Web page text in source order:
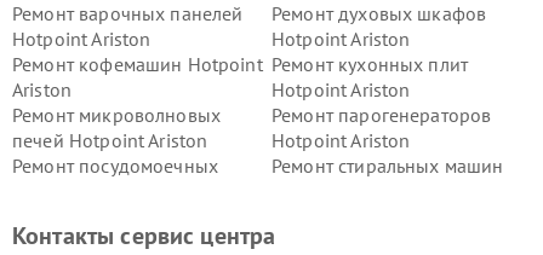
Ремонт варочных панелей
Hotpoint Ariston
Ремонт духовых шкафов
Hotpoint Ariston
Ремонт кофемашин Hotpoint
Ariston
Ремонт кухонных плит
Hotpoint Ariston
Ремонт микроволновых
печей Hotpoint Ariston
Ремонт парогенераторов
Hotpoint Ariston
Ремонт посудомоечных
Ремонт стиральных машин
Hotpoint Ariston
Hotpoint Ariston
Контакты сервис центра